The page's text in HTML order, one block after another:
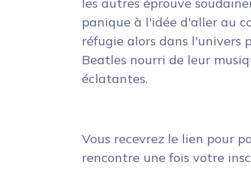
les autres éprouve
panique à l'idée d'aller au
réfugie alors dans l'univers
Beatles nourri de leur
éclatantes.
Vous recevrez le lien pour
rencontre une fois votre